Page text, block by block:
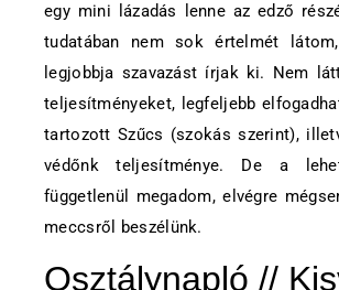
egy mini lázadás lenne az edző
tudatában nem sok értelmét
legjobbja szavazást írjak ki. Nem
teljesítményeket, legfeljebb
tartozott Szűcs (szokás szerint),
védőnk teljesítménye. De a
függetlenül megadom, elvégre
meccsről beszélünk.